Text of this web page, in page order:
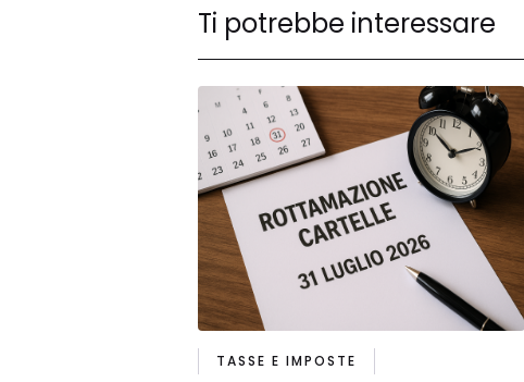
Ti potrebbe interessare
TASSE E IMPOSTE